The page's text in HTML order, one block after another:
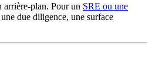
arrière-plan. Pour un SRE ou une
due diligence, une surface